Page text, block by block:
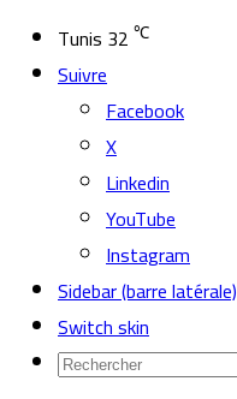
Tunis 32 ℃
Suivre
Facebook
X
Linkedin
YouTube
Instagram
Sidebar (barre latérale)
Switch skin